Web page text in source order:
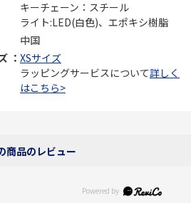
キーチェーン：スチール
ライト:LED(白色)、エポキシ樹脂
中国
： XSサイズ
ラッピングサービスについて詳しく
はこちら>
商品のレビュー